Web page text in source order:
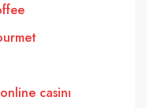
casinı